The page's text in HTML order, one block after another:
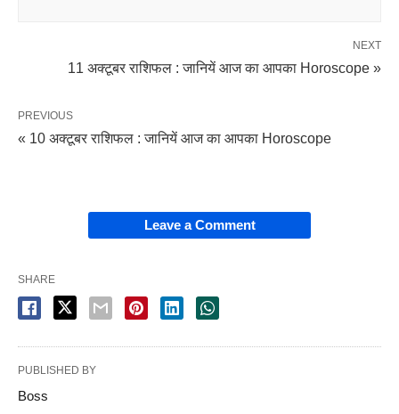
NEXT
11 अक्टूबर राशिफल : जानियें आज का आपका Horoscope »
PREVIOUS
« 10 अक्टूबर राशिफल : जानियें आज का आपका Horoscope
Leave a Comment
SHARE
PUBLISHED BY
Boss